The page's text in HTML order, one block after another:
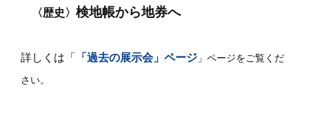
〈歴史〉 検地帳から地券へ
詳しくは「 「過去の展示会」ページ 」ページをご覧くだ
さい。